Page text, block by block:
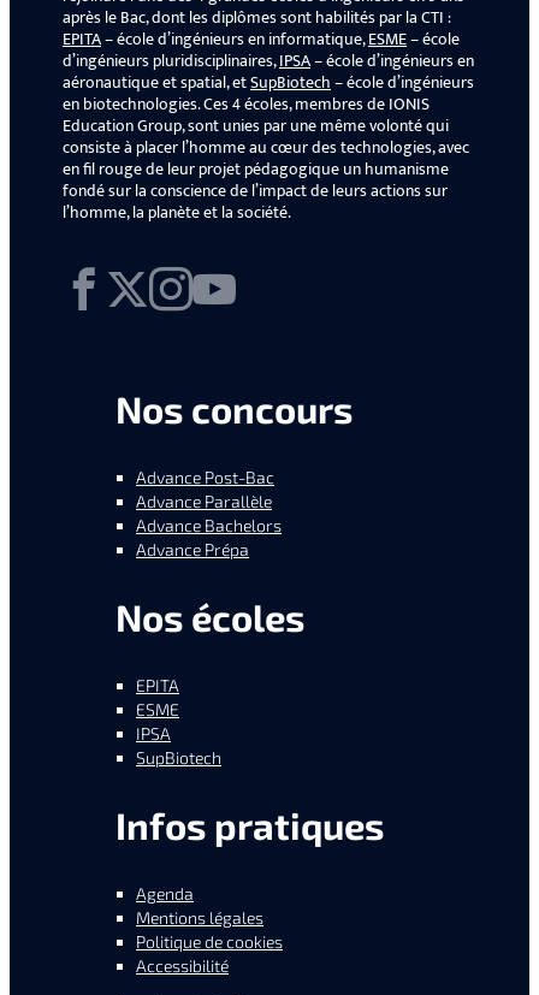
après le Bac, dont les diplômes sont habilités par la CTI :
EPITA– école d’ingénieurs en informatique,ESME– école
d’ingénieurs pluridisciplinaires,IPSA– école d’ingénieurs en
aéronautique et spatial, etSupBiotech– école d’ingénieurs
en biotechnologies. Ces 4 écoles, membres de IONIS
Education Group, sont unies par une même volonté qui
consiste à placer l’homme au cœur des technologies, avec
en fil rouge de leur projet pédagogique un humanisme
fondé sur la conscience de l’impact de leurs actions sur
l’homme, la planète et la société.
Facebook
X Instagram
YouTube
Nos concours
Advance Post-Bac
Advance Parallèle
Advance Bachelors
Advance Prépa
Nos écoles
EPITA
ESME
IPSA
SupBiotech
Infos pratiques
Agenda
Mentions légales
Politique de cookies
Accessibilité